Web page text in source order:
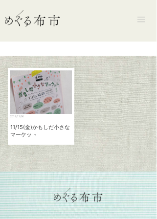
2019/11/06
11/15(金)かもしだ小さな
マーケット